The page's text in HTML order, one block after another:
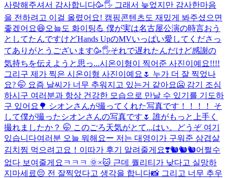
사랑해주셔서 감사합니다🥳🖐️ 그래서 늦었지만 감사한마음
을 전하려고 이걸 올렸어요! 캠핑콘텐츠도 재밌게 봐주셨으면
좋겠어요😆오늘도 화이팅💪 僕が実は名古屋公演の時言おう
としてたんですけどHands UpのMVいっぱい愛してくださっ
てありがとうございます🥳🖐️それで遅れたんだけど感謝の
気持ちを伝えようと思っ...시온이형이 찍어준 사진이예요!!!!
그리구 제가 찍은 시온이형 사진이예요🌷 누가 더 잘 찍었나
요? 🤭 요즘 날씨가 너무 추워지고 있는거 같아요🥶 감기 조심
하시구 여러분과 항상 건강한 모습으로 만날 수 있기를 기도하
구 있어요🌳 シオンさんが撮ってくれた写真です！！！！ そ
して僕が撮ったシオンさんの写真です🌷 誰がもっと上手く
撮れましたか？ 🤭 このごろ天気がとて...はい。どうぞ 여기
있습니다여러분 오늘 뭐해요ー 저는 대영이가 구워준 삼겹살
김치찜 먹으려고요！이따가 후기 알려줄게요❣️🐿️🐿️🐿️어쩔수
없다 보여줄게요ㅋㅋㅋ 🌞×🐱 근데 퀄리티가 낮다고 실망하
지마세료😔 전 잘찍었다고 생각을 합니다📸 그리고 너무 추우